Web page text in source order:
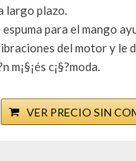
largo plazo.
para el mango
del motor y le
m¡§¡és c¡§?moda.
VER PRECIO SIN